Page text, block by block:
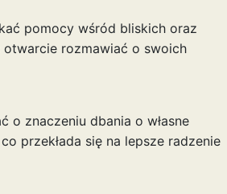
pomocy wśród bliskich oraz
rozmawiać o swoich
o znaczeniu dbania o własne
przekłada się na lepsze radzenie